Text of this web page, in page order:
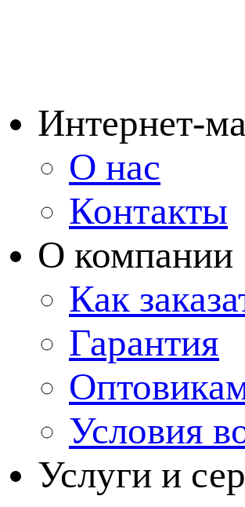
Интернет-
О нас
Контакты
О компании
Как
Гарантия
Условия
Услуги и